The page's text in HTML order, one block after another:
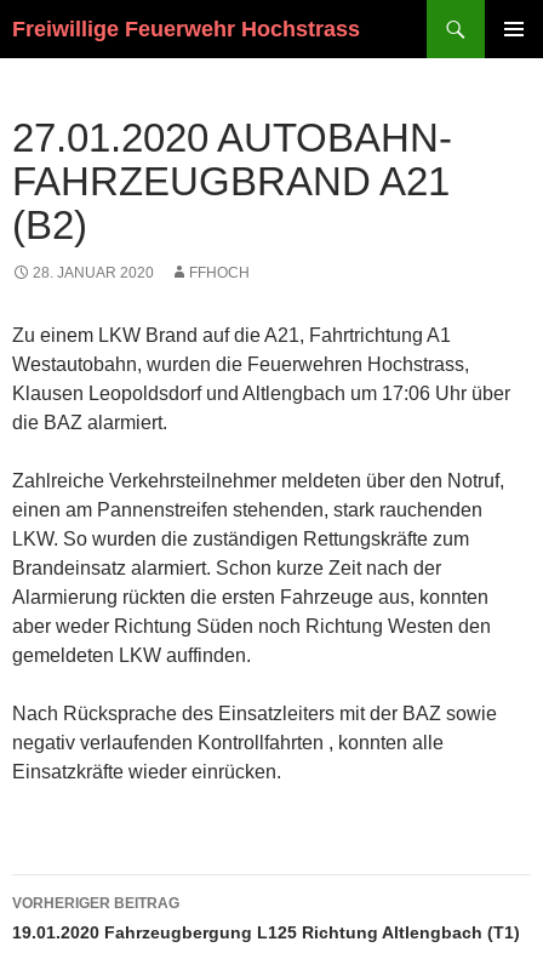
Freiwillige Feuerwehr Hochstrass
27.01.2020 AUTOBAHN-
FAHRZEUGBRAND A21
(B2)
28. JANUAR 2020 FFHOCH
Zu einem LKW Brand auf die A21, Fahrtrichtung A1
Westautobahn, wurden die Feuerwehren Hochstrass,
Klausen Leopoldsdorf und Altlengbach um 17:06 Uhr über
die BAZ alarmiert.
Zahlreiche Verkehrsteilnehmer meldeten über den Notruf,
einen am Pannenstreifen stehenden, stark rauchenden
LKW. So wurden die zuständigen Rettungskräfte zum
Brandeinsatz alarmiert. Schon kurze Zeit nach der
Alarmierung rückten die ersten Fahrzeuge aus, konnten
aber weder Richtung Süden noch Richtung Westen den
gemeldeten LKW auffinden.
Nach Rücksprache des Einsatzleiters mit der BAZ sowie
negativ verlaufenden Kontrollfahrten , konnten alle
Einsatzkräfte wieder einrücken.
Beitragsnavigation
VORHERIGER BEITRAG
19.01.2020 Fahrzeugbergung L125 Richtung Altlengbach (T1)